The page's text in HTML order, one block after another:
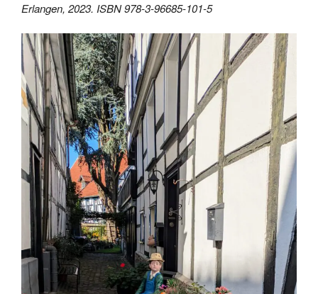
Erlangen, 2023. ISBN 978-3-96685-101-5